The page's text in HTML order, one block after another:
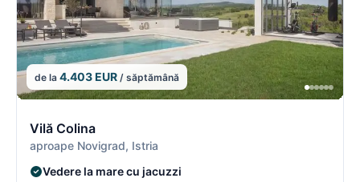
de la 4.403 EUR / săptămână
Vilă Colina
aproape Novigrad, Istria
Vedere la mare cu jacuzzi